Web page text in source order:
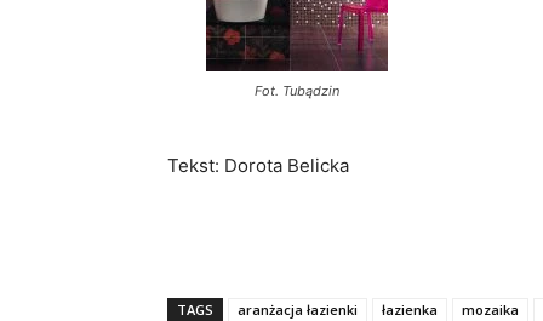
Fot. Tubądzin
Tekst: Dorota Belicka
TAGS aranżacja łazienki łazienka mozaika